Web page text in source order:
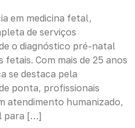
em medicina fetal,
de serviços
o diagnóstico pré-natal
Com mais de 25 anos
se destaca pela
ponta, profissionais
atendimento humanizado,
para […]